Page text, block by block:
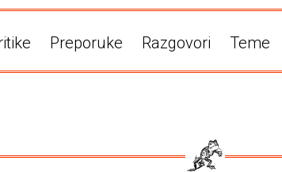
Preporuke Razgovori Teme